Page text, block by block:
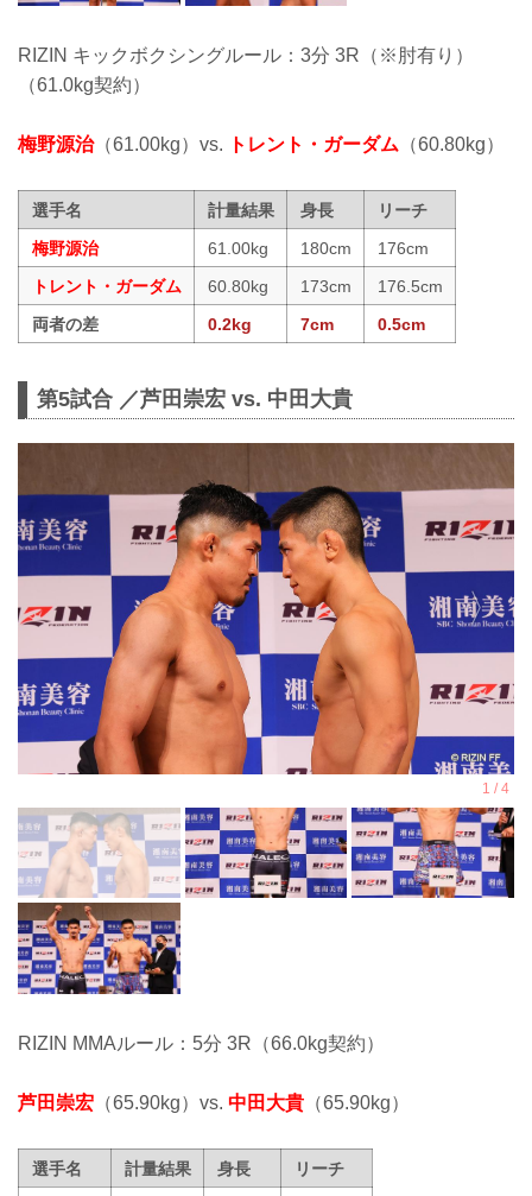
RIZIN キックボクシングルール：3分 3R（※肘有り）
（61.0kg契約）
梅野源治（61.00kg）vs. トレント・ガーダム （60.80kg）
選手名 計量結果 身長
リーチ
梅野源治
61.00kg 180cm
176cm
トレント・ガーダム
60.80kg 173cm
176.5cm
両者の差
0.2kg 7cm 0.5cm
第5試合 ／芦田崇宏 vs. 中田大貴
RIZIN MMAルール：5分 3R（66.0kg契約）
芦田崇宏 （65.90kg）vs. 中田大貴 （65.90kg）
選手名 計量結果 身長
リーチ